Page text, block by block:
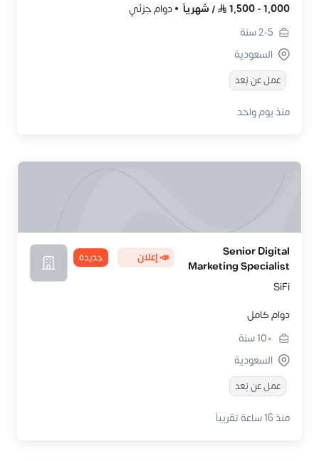
1,000
-
1,500
/ شهرياً
دوام جزئي
2-5سنة
السعودية
عمل عن بُعد
منذ يوم واحد
Senior Digital
Marketing Specialist
📣 إعلان جديدة
SiFi
دوام كامل
+10
سنة
السعودية
عمل عن بُعد
منذ 16 ساعة تقريباً